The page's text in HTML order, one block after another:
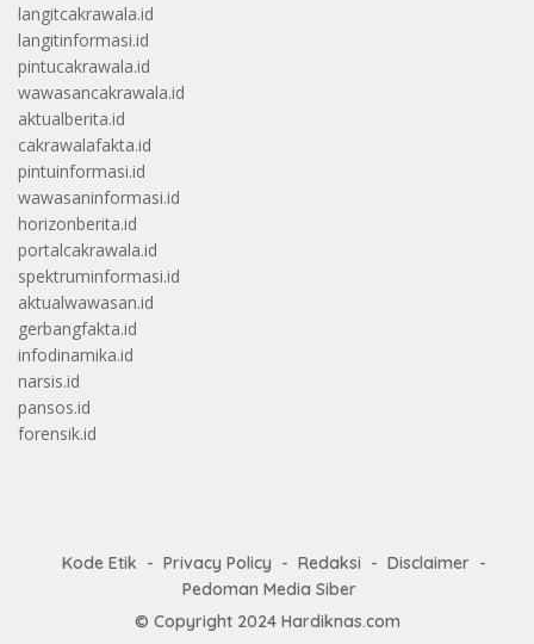
langitcakrawala.id
langitinformasi.id
pintucakrawala.id
wawasancakrawala.id
aktualberita.id
cakrawalafakta.id
pintuinformasi.id
wawasaninformasi.id
horizonberita.id
portalcakrawala.id
spektruminformasi.id
aktualwawasan.id
gerbangfakta.id
infodinamika.id
narsis.id
pansos.id
forensik.id
Kode Etik Privacy Policy Redaksi
Disclaimer
Pedoman Media Siber
© Copyright 2024 Hardiknas.com